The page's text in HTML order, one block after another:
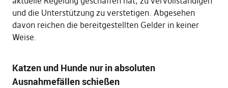
und die Unterstützung zu verstetigen. Abgesehen
davon reichen die bereitgestellten Gelder in keiner
Weise.
Katzen und Hunde nur in absoluten
Ausnahmefällen schießen